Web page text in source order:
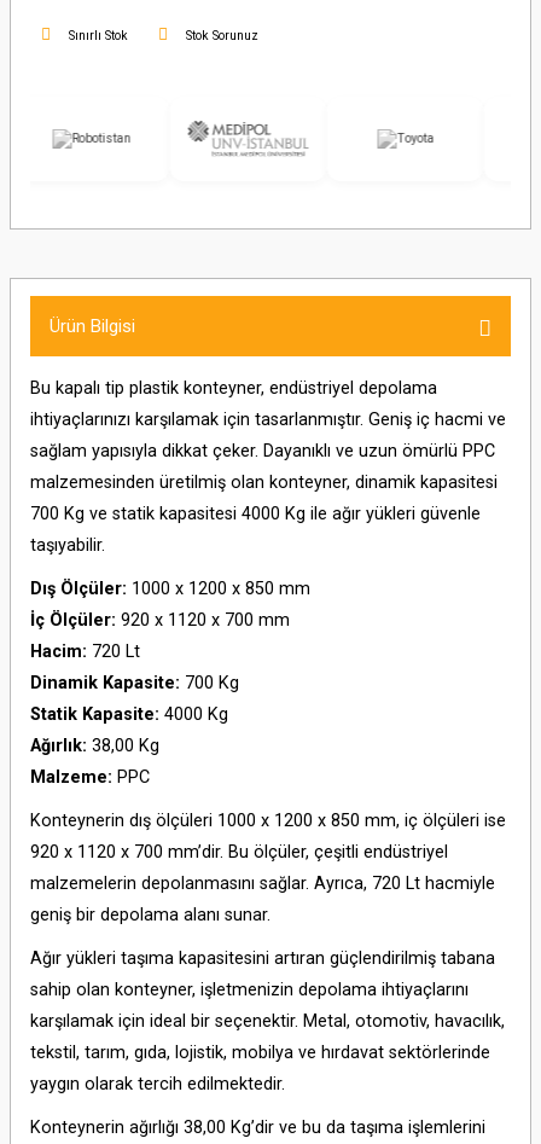
Sınırlı Stok Stok Sorunuz
Ürün Bilgisi
Bu kapalı tip plastik konteyner, endüstriyel depolama
ihtiyaçlarınızı karşılamak için tasarlanmıştır. Geniş iç hacmi ve
sağlam yapısıyla dikkat çeker. Dayanıklı ve uzun ömürlü PPC
malzemesinden üretilmiş olan konteyner, dinamik kapasitesi
700 Kg ve statik kapasitesi 4000 Kg ile ağır yükleri güvenle
taşıyabilir.
Dış Ölçüler: 1000 x 1200 x 850 mm
İç Ölçüler: 920 x 1120 x 700 mm
Hacim: 720 Lt
Dinamik Kapasite: 700 Kg
Statik Kapasite: 4000 Kg
Ağırlık: 38,00 Kg
Malzeme: PPC
Konteynerin dış ölçüleri 1000 x 1200 x 850 mm, iç ölçüleri ise
920 x 1120 x 700 mm’dir. Bu ölçüler, çeşitli endüstriyel
malzemelerin depolanmasını sağlar. Ayrıca, 720 Lt hacmiyle
geniş bir depolama alanı sunar.
Ağır yükleri taşıma kapasitesini artıran güçlendirilmiş tabana
sahip olan konteyner, işletmenizin depolama ihtiyaçlarını
karşılamak için ideal bir seçenektir. Metal, otomotiv, havacılık,
tekstil, tarım, gıda, lojistik, mobilya ve hırdavat sektörlerinde
yaygın olarak tercih edilmektedir.
Konteynerin ağırlığı 38,00 Kg’dir ve bu da taşıma işlemlerini